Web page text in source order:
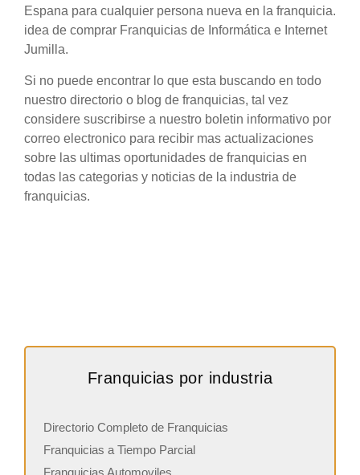
Espana para cualquier persona nueva en la franquicia.
idea de comprar Franquicias de Informática e Internet
Jumilla.
Si no puede encontrar lo que esta buscando en todo
nuestro directorio o blog de franquicias, tal vez
considere suscribirse a nuestro boletin informativo por
correo electronico para recibir mas actualizaciones
sobre las ultimas oportunidades de franquicias en
todas las categorias y noticias de la industria de
franquicias.
Franquicias por industria
Directorio Completo de Franquicias
Franquicias a Tiempo Parcial